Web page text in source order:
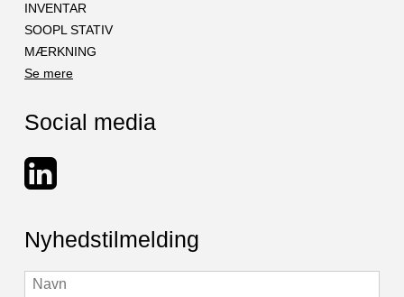
INVENTAR
SOOPL STATIV
MÆRKNING
Se mere
Social media
Nyhedstilmelding